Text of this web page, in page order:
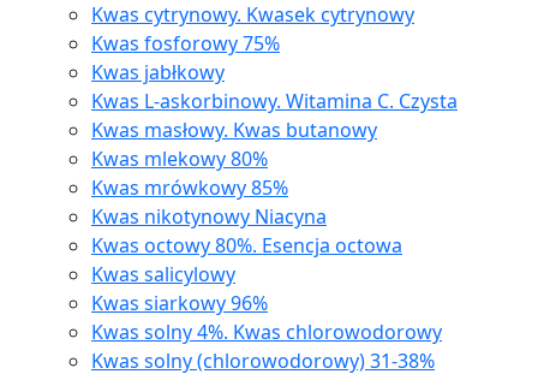
Kwas cytrynowy. Kwasek cytrynowy
Kwas fosforowy 75%
Kwas jabłkowy
Kwas L-askorbinowy. Witamina C. Czysta
Kwas masłowy. Kwas butanowy
Kwas mlekowy 80%
Kwas mrówkowy 85%
Kwas nikotynowy Niacyna
Kwas octowy 80%. Esencja octowa
Kwas salicylowy
Kwas siarkowy 96%
Kwas solny 4%. Kwas chlorowodorowy
Kwas solny (chlorowodorowy) 31-38%